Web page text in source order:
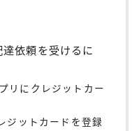
依頼を受けるに
リにクレジットカー
ジットカードを登録